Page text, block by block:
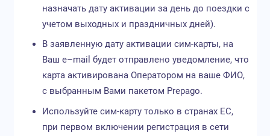
назначать дату активации за день до поездки с
учетом выходных и праздничных дней).
В заявленную дату активации сим-карты, на
Ваш e–mail будет отправлено уведомление, что
карта активирована Оператором на ваше ФИО,
с выбранным Вами пакетом Prepago.
Используйте сим-карту только в странах ЕС,
при первом включении регистрация в сети